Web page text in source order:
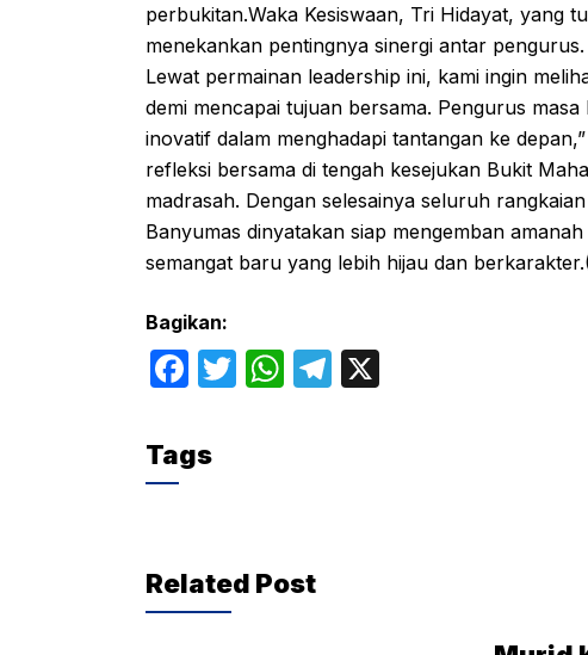
perbukitan.Waka Kesiswaan, Tri Hidayat, yang
menekankan pentingnya sinergi antar
Lewat permainan leadership ini, kami ingin
demi mencapai tujuan bersama. Pengurus
inovatif dalam menghadapi tantangan ke
refleksi bersama di tengah kesejukan Bukit
madrasah. Dengan selesainya seluruh
Banyumas dinyatakan siap mengemban
semangat baru yang lebih hijau dan
Bagikan:
F
c
e
o
T
W
p
T
Tags
Related Post